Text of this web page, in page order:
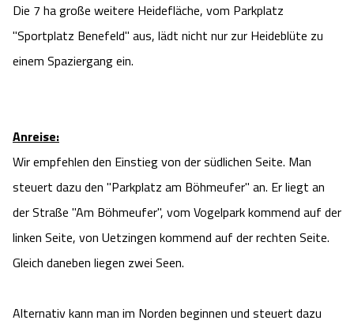
Die 7 ha große weitere Heidefläche, vom Parkplatz
"Sportplatz Benefeld" aus, lädt nicht nur zur Heideblüte zu
einem Spaziergang ein.
Anreise:
Wir empfehlen den Einstieg von der südlichen Seite. Man
steuert dazu den "Parkplatz am Böhmeufer" an. Er liegt an
der Straße "Am Böhmeufer", vom Vogelpark kommend auf der
linken Seite, von Uetzingen kommend auf der rechten Seite.
Gleich daneben liegen zwei Seen.
Alternativ kann man im Norden beginnen und steuert dazu